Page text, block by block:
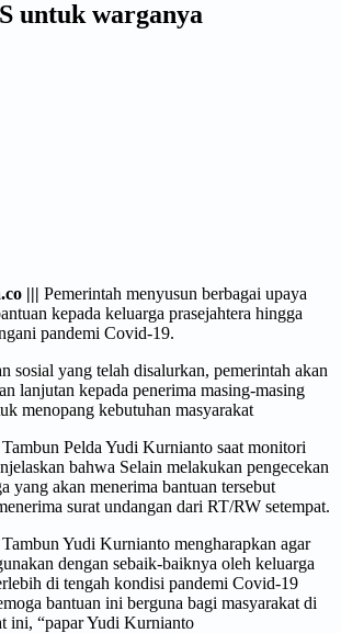
untuk warganya
||| Pemerintah menyusun berbagai upaya
kepada keluarga prasejahtera hingga
pandemi Covid-19.
sosial yang telah disalurkan, pemerintah akan
lanjutan kepada penerima masing-masing
menopang kebutuhan masyarakat
Pelda Yudi Kurnianto saat monitori
bahwa Selain melakukan pengecekan
yang akan menerima bantuan tersebut
surat undangan dari RT/RW setempat.
Yudi Kurnianto mengharapkan agar
dengan sebaik-baiknya oleh keluarga
di tengah kondisi pandemi Covid-19
bantuan ini berguna bagi masyarakat di
ini, “papar Yudi Kurnianto